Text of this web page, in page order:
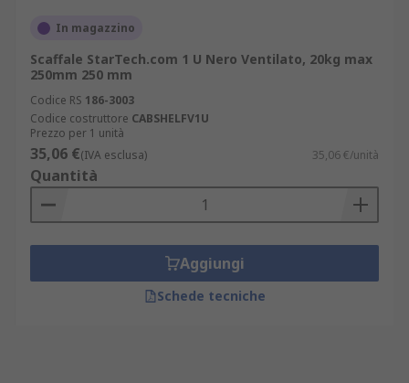
In magazzino
Scaffale StarTech.com 1 U Nero Ventilato, 20kg max
250mm 250 mm
Codice RS 186-3003
Codice costruttore CABSHELFV1U
Prezzo per 1 unità
35,06 €(IVA esclusa) 35,06 €/unità
Quantità
Aggiungi
Schede tecniche